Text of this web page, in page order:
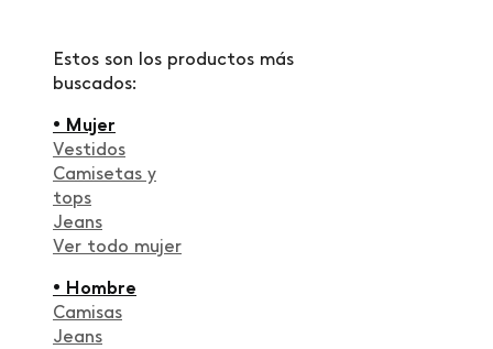
Estos son los productos más
buscados:
• Mujer
Vestidos
Camisetas y
tops
Jeans
Ver todo mujer
• Hombre
Camisas
Jeans